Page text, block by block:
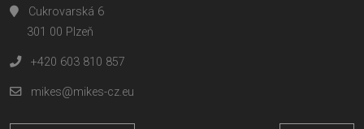
Cukrovarská 6
301 00 Plzeň
+420 603 810 857
mikes@mikes-cz.eu